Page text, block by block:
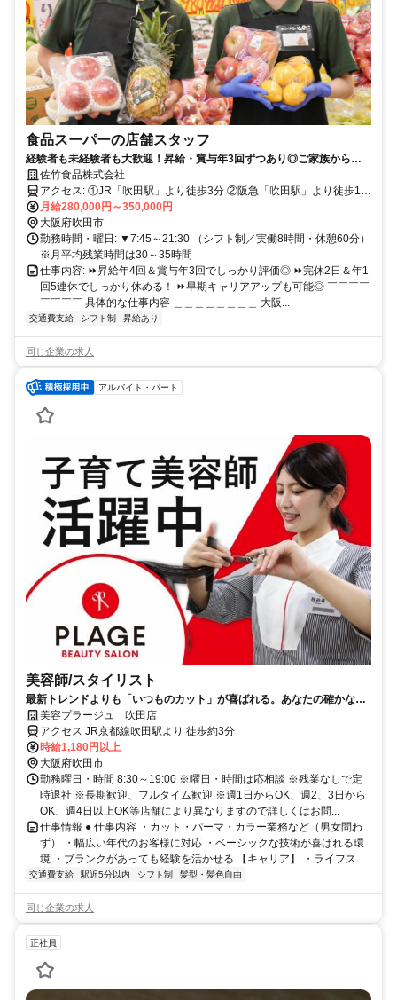
食品スーパーの店舗スタッフ
経験者も未経験者も大歓迎！昇給・賞与年3回ずつあり◎ご家族からも
喜ばれる充実の待遇・福利厚生◎
佐竹食品株式会社
アクセス: ①JR「吹田駅」より徒歩3分 ②阪急「吹田駅」より徒歩11
分 ③阪急「相川駅」より徒歩14分
月給280,000円～350,000円
大阪府吹田市
勤務時間・曜日: ▼7:45～21:30 （シフト制／実働8時間・休憩60分）
※月平均残業時間は30～35時間
仕事内容: ⏩️昇給年4回＆賞与年3回でしっかり評価◎ ⏩️完休2日＆年1
回5連休でしっかり休める！ ⏩️️早期キャリアアップも可能◎ ￣￣￣￣
￣￣￣￣ 具体的な仕事内容 ＿＿＿＿＿＿＿＿ 大阪...
交通費支給 シフト制 昇給あり
同じ企業の求人
アルバイト・パート
美容師/スタイリスト
最新トレンドよりも「いつものカット」が喜ばれる。あなたの確かな基
礎技術が活きる場所。
美容プラージュ 吹田店
アクセス JR京都線吹田駅より 徒歩約3分
時給1,180円以上
大阪府吹田市
勤務曜日・時間 8:30～19:00 ※曜日・時間は応相談 ※残業なしで定
時退社 ※長期歓迎、フルタイム歓迎 ※週1日からOK、週2、3日から
OK、週4日以上OK等店舗により異なりますので詳しくはお問...
仕事情報 ● 仕事内容 ・カット・パーマ・カラー業務など（男女問わ
ず） ・幅広い年代のお客様に対応 ・ベーシックな技術が喜ばれる環
境 ・ブランクがあっても経験を活かせる 【キャリア】 ・ライフス...
交通費支給 駅近5分以内 シフト制 髪型・髪色自由
同じ企業の求人
正社員